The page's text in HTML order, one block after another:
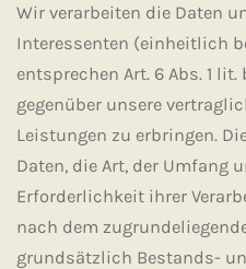
Wir verarbeiten die Daten
Interessenten (einheitlich
entsprechen Art. 6 Abs. 1 lit.
gegenüber unsere
Leistungen zu erbringen.
Daten, die Art, der Umfang
Erforderlichkeit ihrer
nach dem
grundsätzlich Bestands-